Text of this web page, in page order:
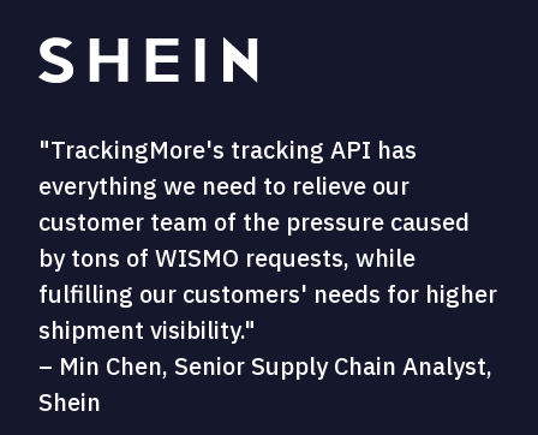
"TrackingMore's tracking API has
everything we need to relieve our
customer team of the pressure caused
by tons of WISMO requests, while
fulfilling our customers' needs for higher
shipment visibility."
– Min Chen, Senior Supply Chain Analyst,
Shein